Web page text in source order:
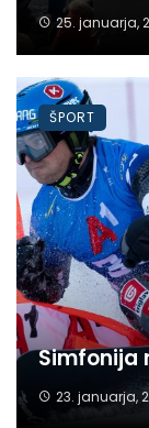
25. januarja,
Simfonija
23. januarja,
ŠPORT